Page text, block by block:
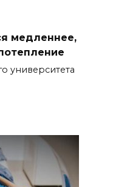
медленнее,
университета